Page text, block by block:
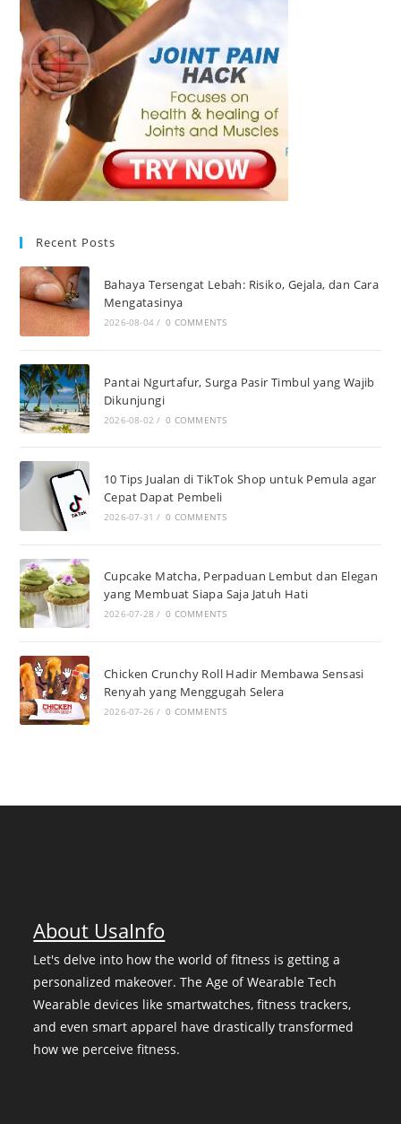
Recent Posts
Bahaya Tersengat Lebah: Risiko, Gejala, dan Cara
Mengatasinya
2026-08-04 / 0 COMMENTS
Pantai Ngurtafur, Surga Pasir Timbul yang Wajib
Dikunjungi
2026-08-02 / 0 COMMENTS
10 Tips Jualan di TikTok Shop untuk Pemula agar
Cepat Dapat Pembeli
2026-07-31 / 0 COMMENTS
Cupcake Matcha, Perpaduan Lembut dan Elegan
yang Membuat Siapa Saja Jatuh Hati
2026-07-28 / 0 COMMENTS
Chicken Crunchy Roll Hadir Membawa Sensasi
Renyah yang Menggugah Selera
2026-07-26 / 0 COMMENTS
About UsaInfo
Let's delve into how the world of fitness is getting a
personalized makeover. The Age of Wearable Tech
Wearable devices like smartwatches, fitness trackers,
and even smart apparel have drastically transformed
how we perceive fitness.